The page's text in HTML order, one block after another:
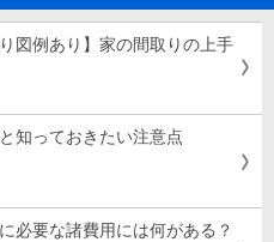
図例あり】家の間取りの上手
知っておきたい注意点
必要な諸費用には何がある？